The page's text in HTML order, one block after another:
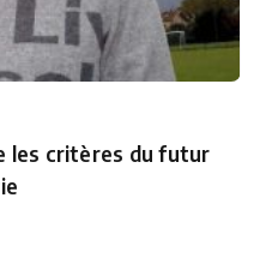
les critères du futur